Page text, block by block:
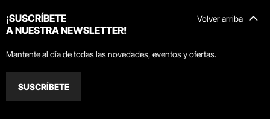
Volver arriba
¡SUSCRÍBETE
A NUESTRA NEWSLETTER!
Mantente al día de todas las novedades, eventos y ofertas.
SUSCRÍBETE